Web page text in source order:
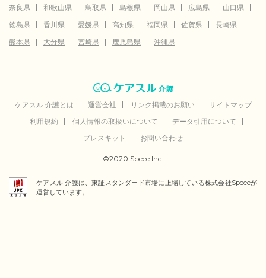
奈良県
和歌山県 鳥取県 島根県 岡山県 広島県
山口県
徳島県
香川県 愛媛県 高知県 福岡県 佐賀県
長崎県
熊本県
大分県 宮崎県 鹿児島県 沖縄県
ケアスル 介護とは 運営会社 リンク掲載のお願い
サイトマップ
利用規約
個人情報の取扱いについて
データ引用について
プレスキット
お問い合わせ
©2020 Speee Inc.
ケアスル 介護は、東証スタンダード市場に上場している株式会社Speeeが
運営しています。